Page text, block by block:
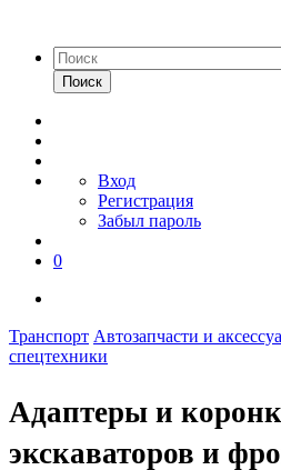
Поиск
Вход
Регистрация
Забыл пароль
0
Транспорт Автозапчасти и
спецтехники
Адаптеры и
экскаваторов и